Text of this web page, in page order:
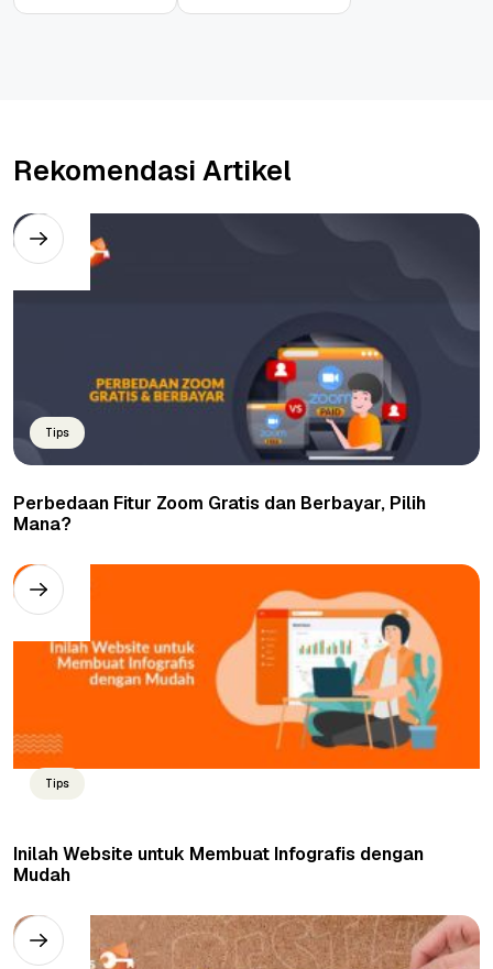
Rekomendasi Artikel
Tips
Perbedaan Fitur Zoom Gratis dan Berbayar, Pilih
Mana?
Tips
Inilah Website untuk Membuat Infografis dengan
Mudah